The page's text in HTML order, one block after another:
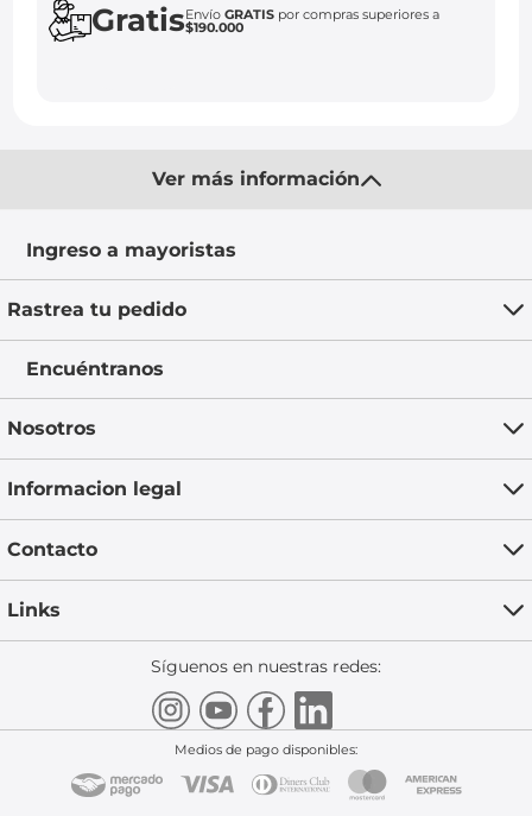
GratisEnvíoGRATIS por compras superiores a
$190.000
Ver más información
Ingreso a mayoristas
Rastrea tu pedido
Encuéntranos
Nosotros
Informacion legal
Contacto
Links
Síguenos en nuestras redes:
Medios de pago disponibles: